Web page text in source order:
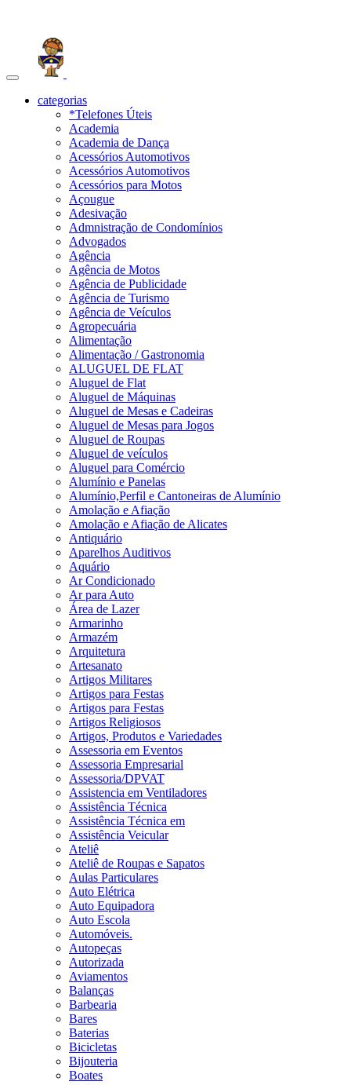
Toggle
navigationcategorias
*Telefones Úteis
Academia
Academia de Dança
Acessórios Automotivos
Acessórios Automotivos
Acessórios para Motos
Açougue
Adesivação
Admnistração de Condomínios
Advogados
Agência
Agência de Motos
Agência de Publicidade
Agência de Turismo
Agência de Veículos
Agropecuária
Alimentação
Alimentação / Gastronomia
ALUGUEL DE FLAT
Aluguel de Flat
Aluguel de Máquinas
Aluguel de Mesas e Cadeiras
Aluguel de Mesas para Jogos
Aluguel de Roupas
Aluguel de veículos
Aluguel para Comércio
Alumínio e Panelas
Alumínio,Perfil e Cantoneiras de Alumínio
Amolação e Afiação
Amolação e Afiação de Alicates
Antiquário
Aparelhos Auditivos
Aquário
Ar Condicionado
Ar para Auto
Área de Lazer
Armarinho
Armazém
Arquitetura
Artesanato
Artigos Militares
Artigos para Festas
Artigos para Festas
Artigos Religiosos
Artigos, Produtos e Variedades
Assessoria em Eventos
Assessoria Empresarial
Assessoria/DPVAT
Assistencia em Ventiladores
Assistência Técnica
Assistência Técnica em
Assistência Veicular
Ateliê
Ateliê de Roupas e Sapatos
Aulas Particulares
Auto Elétrica
Auto Equipadora
Auto Escola
Automóveis.
Autopeças
Autorizada
Aviamentos
Balanças
Barbearia
Bares
Baterias
Bicicletas
Bijouteria
Boates